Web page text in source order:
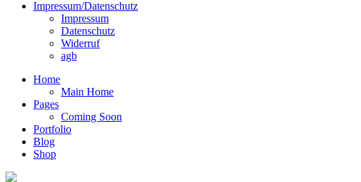
Impressum/Datenschutz
Impressum
Datenschutz
Widerruf
agb
Home
Main Home
Pages
Coming Soon
Portfolio
Blog
Shop